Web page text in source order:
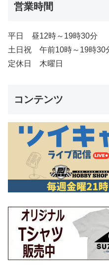
営業時間
平日 昼12時～19時30分
土日祝 午前10時～19時30
定休日 木曜日
コンテンツ